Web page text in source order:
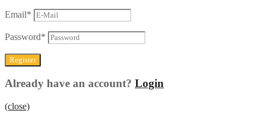
Email*
Password*
Already have an account? Login
(close)